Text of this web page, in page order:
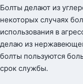
Болты делают из
некоторых случаях
использования в
делаю из
болты пользуются
срок службы.